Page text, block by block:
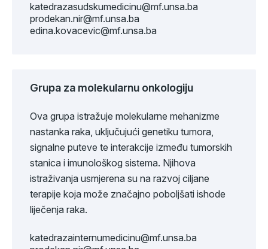
katedrazasudskumedicinu@mf.unsa.ba
prodekan.nir@mf.unsa.ba
edina.kovacevic@mf.unsa.ba
Grupa za molekularnu onkologiju
Ova grupa istražuje molekularne mehanizme
nastanka raka, uključujući genetiku tumora,
signalne puteve te interakcije između tumorskih
stanica i imunološkog sistema. Njihova
istraživanja usmjerena su na razvoj ciljane
terapije koja može značajno poboljšati ishode
liječenja raka.
katedrazainternumedicinu@mf.unsa.ba